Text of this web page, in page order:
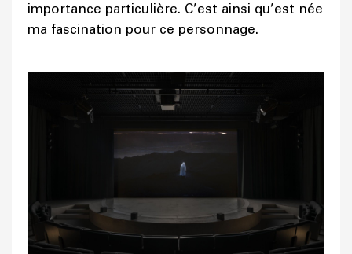
importance particulière. C’est ainsi qu’est née
ma fascination pour ce personnage.